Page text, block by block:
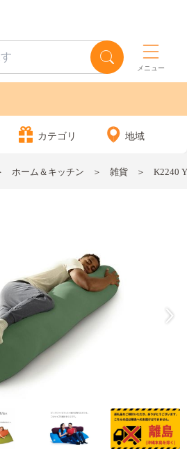
メニュー
カテゴリ 地域
ホーム＆キッチン 雑貨 K2240